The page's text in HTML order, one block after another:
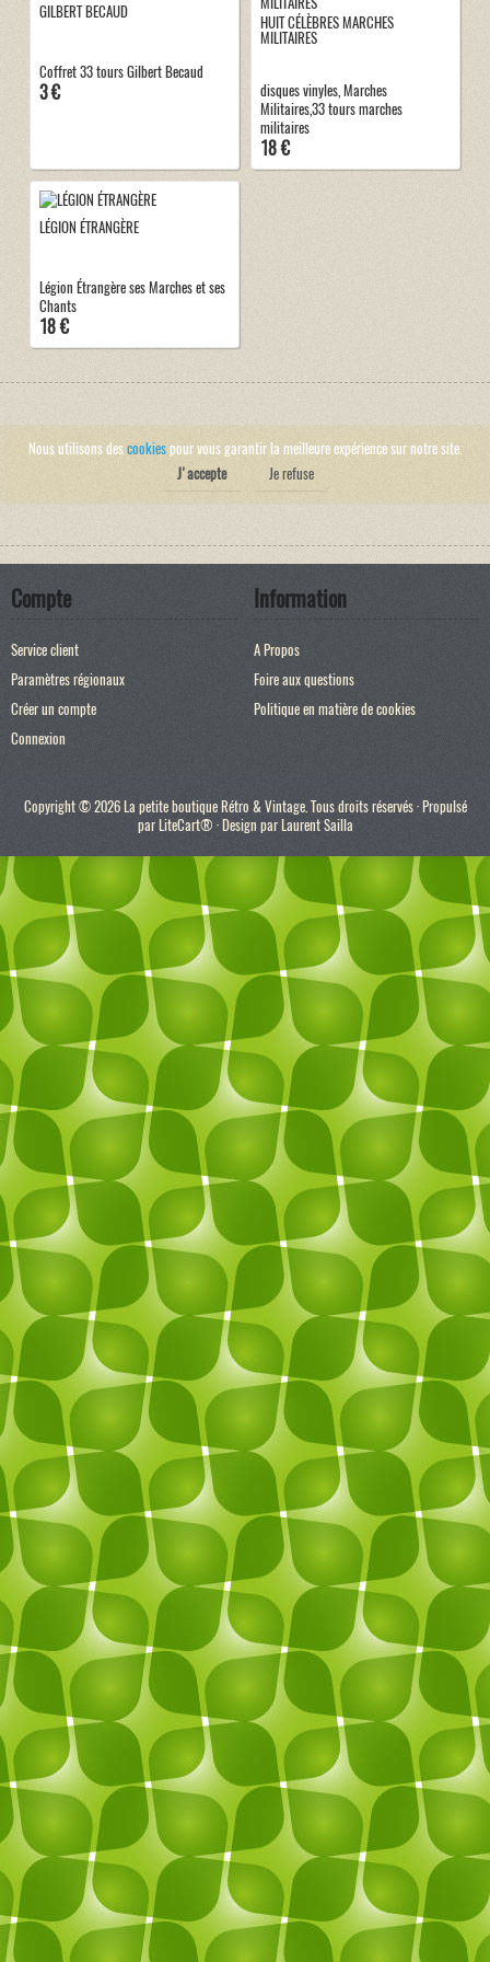
GILBERT BECAUD
Coffret 33 tours Gilbert Becaud
3 €
HUIT CÉLÈBRES MARCHES
MILITAIRES
disques vinyles, Marches
Militaires,33 tours marches
militaires
18 €
LÉGION ÉTRANGÈRE
Légion Étrangère ses Marches et ses
Chants
18 €
Nous utilisons descookiespour vous garantir la meilleure expérience sur notre site.
J'accepte
Je refuse
Compte
Service client
Paramètres régionaux
Créer un compte
Connexion
Information
A Propos
Foire aux questions
Politique en matière de cookies
Copyright © 2026 La petite boutique Rétro & Vintage. Tous droits réservés · Propulsé
parLiteCart® · Design parLaurent Sailla